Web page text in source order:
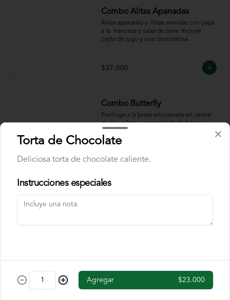
Combo Alitas Apanadas
Alitas apanadas y  fritas servidas con papa
a la  francesa y salsa de pera. Incluye
cajita de jugo y una chocolatina.
$37.000
Combo Butterfly
Pechuga a la brasa encostrada en cereal
de chocolate, acompañado de banano
jugo y una chocolatina.
$40.000
Combo Fettuccine
y una chocolatina.
Combo Mini Hamburguesa
Torta de Chocolate
Deliciosa torta de chocolate caliente.
Instrucciones especiales
Agregar $23.000